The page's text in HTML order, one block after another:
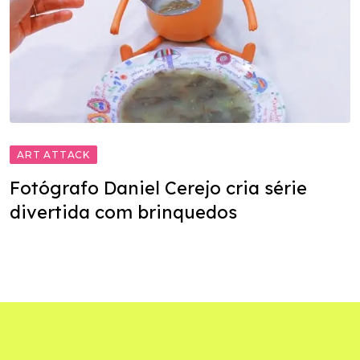
ART ATTACK
Fotógrafo Daniel Cerejo cria série
divertida com brinquedos